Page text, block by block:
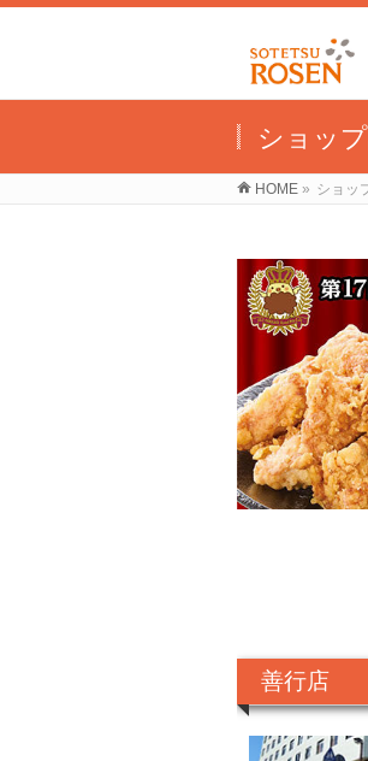
ショッ
HOME » ショッ
善行店